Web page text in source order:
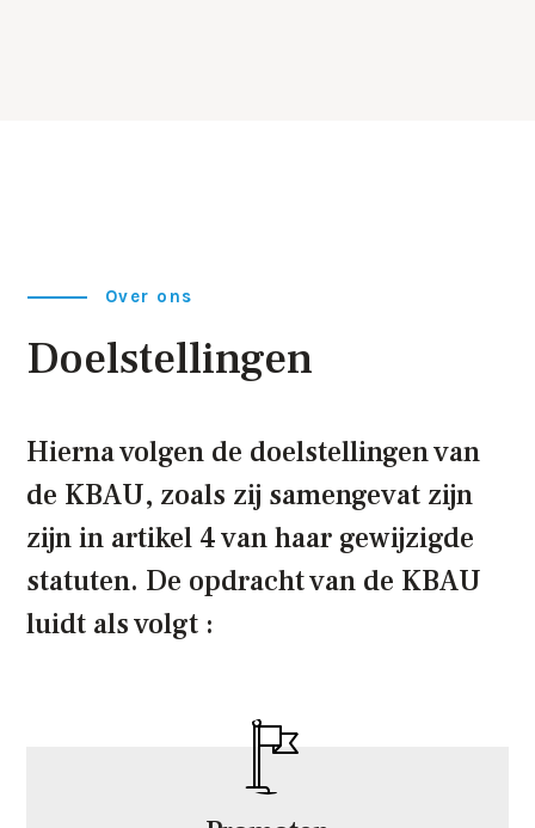
Over ons
Doelstellingen
Hierna volgen de doelstellingen van
de KBAU, zoals zij samengevat zijn
zijn in artikel 4 van haar gewijzigde
statuten. De opdracht van de KBAU
luidt als volgt :